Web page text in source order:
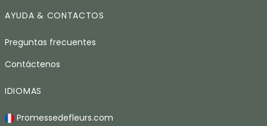
AYUDA & CONTACTOS
Preguntas frecuentes
Contáctenos
IDIOMAS
Promessedefleurs.com